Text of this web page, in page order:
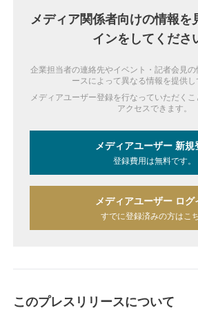
メディア関係者向けの情報を
インをしてくださ
企業担当者の連絡先やイベント・記者会見
ースによって異なる情報を提供し
メディアユーザー登録を行なっていただく
アクセスできます。
メディアユーザー 新規
登録費用は無料です。
メディアユーザー ログ
すでに登録済みの方はこ
このプレスリリースについて